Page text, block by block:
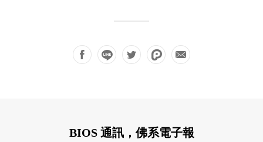
BIOS 通訊，佛系電子報